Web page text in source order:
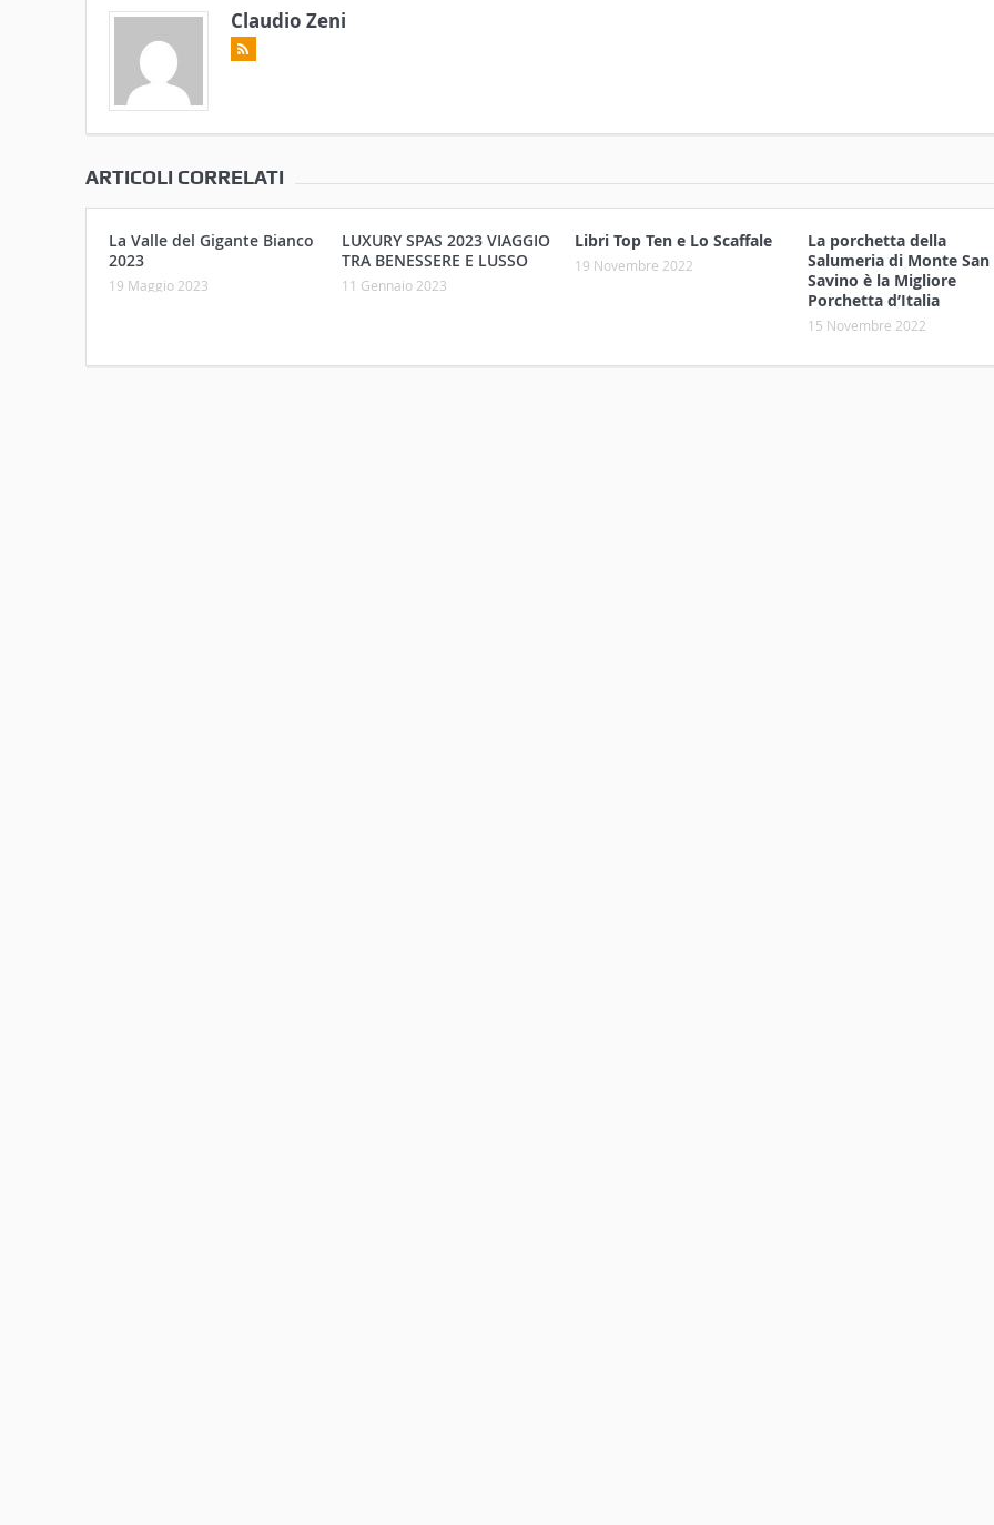
Claudio Zeni
ARTICOLI CORRELATI
La Valle del Gigante Bianco
2023
19 Maggio 2023
LUXURY SPAS 2023 VIAGGIO
TRA BENESSERE E LUSSO
11 Gennaio 2023
Libri Top Ten e Lo Scaffale
19 Novembre 2022
La porchetta della
Salumeria di Monte San
Savino è la Migliore
Porchetta d’Italia
15 Novembre 2022